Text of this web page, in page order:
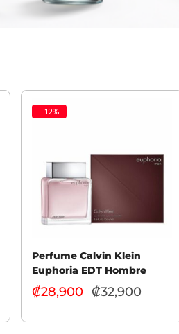
-12%
Perfume Calvin Klein
Euphoria EDT Hombre
₡28,900 ₡32,900
actual